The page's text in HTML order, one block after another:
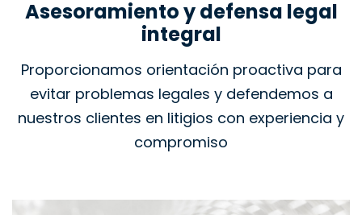
Asesoramiento y defensa legal
integral
Proporcionamos orientación proactiva para
evitar problemas legales y defendemos a
nuestros clientes en litigios con experiencia y
compromiso